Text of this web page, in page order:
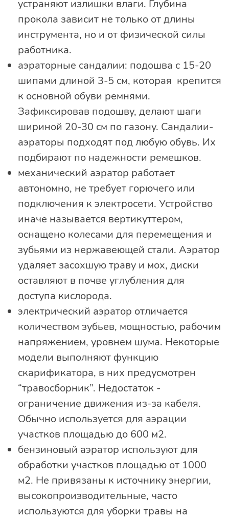
устраняют излишки влаги. Глубина
прокола зависит не только от длины
инструмента, но и от физической силы
работника.
аэраторные сандалии: подошва с 15-20
шипами длиной 3-5 см, которая крепится
к основной обуви ремнями.
Зафиксировав подошву, делают шаги
шириной 20-30 см по газону. Сандалии-
аэраторы подходят под любую обувь. Их
подбирают по надежности ремешков.
механический аэратор работает
автономно, не требует горючего или
подключения к электросети. Устройство
иначе называется вертикуттером,
оснащено колесами для перемещения и
зубьями из нержавеющей стали. Аэратор
удаляет засохшую траву и мох, диски
оставляют в почве углубления для
доступа кислорода.
электрический аэратор отличается
количеством зубьев, мощностью, рабочим
напряжением, уровнем шума. Некоторые
модели выполняют функцию
скарификатора, в них предусмотрен
“травосборник”. Недостаток -
ограничение движения из-за кабеля.
Обычно используется для аэрации
участков площадью до 600 м2.
бензиновый аэратор используют для
обработки участков площадью от 1000
м2. Не привязаны к источнику энергии,
высокопроизводительные, часто
используются для уборки травы на